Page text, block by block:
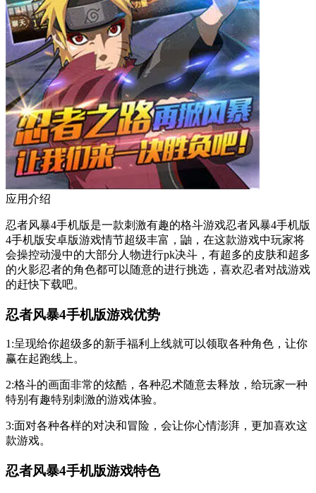
应用介绍
忍者风暴4手机版是一款刺激有趣的格斗游戏忍者风暴4手机版
4手机版安卓版游戏情节超级丰富，鼬，在这款游戏中玩家将
会操控动漫中的大部分人物进行pk决斗，有超多的皮肤和超多
的火影忍者的角色都可以随意的进行挑选，喜欢忍者对战游戏
的赶快下载吧。
忍者风暴4手机版游戏优势
1:呈现给你超级多的新手福利上线就可以领取各种角色，让你
赢在起跑线上。
2:格斗的画面非常的炫酷，各种忍术随意去释放，给玩家一种
特别有趣特别刺激的游戏体验。
3:面对各种各样的对决和冒险，会让你心情澎湃，更加喜欢这
款游戏。
忍者风暴4手机版游戏特色